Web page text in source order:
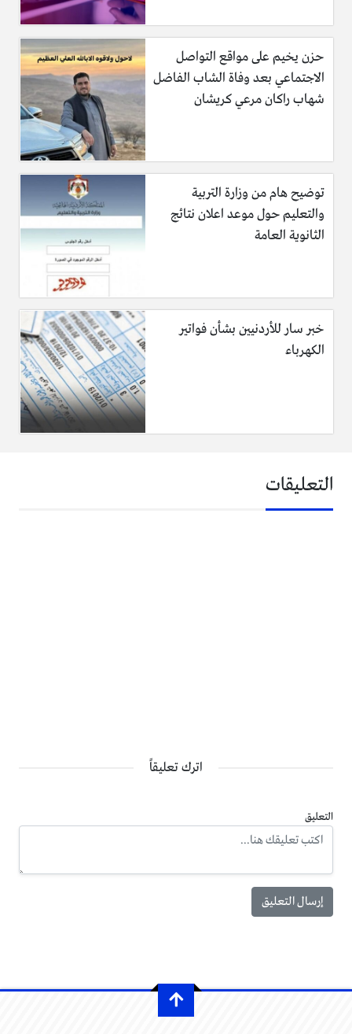
حزن يخيم على مواقع التواصل
الاجتماعي بعد وفاة الشاب الفاضل
شهاب راكان مرعي كريشان
توضيح هام من وزارة التربية
والتعليم حول موعد اعلان نتائج
الثانوية العامة
خبر سار للأردنيين بشأن فواتير
الكهرباء
التعليقات
اترك تعليقاً
التعليق